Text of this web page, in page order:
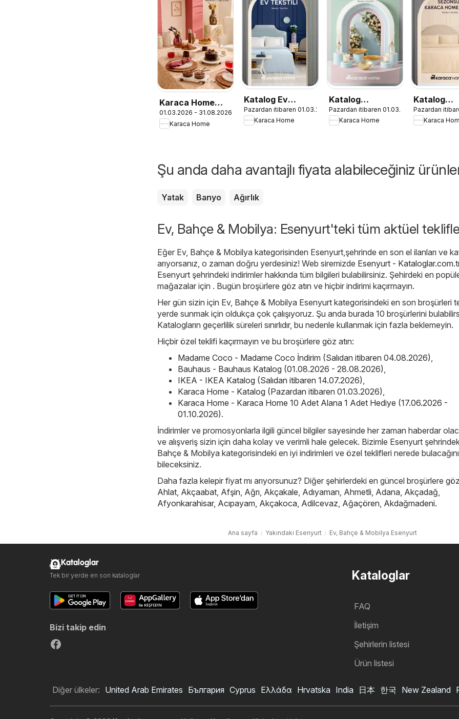
Karaca Home
Dekoratif
İlkbahar/Yaz
01.03.2026 - 31.08.2026
Karaca Home
Katalog Ev
Tekstili - İlkbahar
/ Yaz 2026
Pazardan itibaren 01.03.2026
Karaca Home
Katalog
Dekoratif -
İlkbahar / Yaz
Pazardan itibaren 01.03.2026
Karaca Home
Katalog
Sezonsuz
Home
Pazardan
Karaca
Şu anda daha avantajlı fiyata alabileceğiniz
Yatak Banyo Ağırlık
Ev, Bahçe & Mobilya: Esenyurt'teki tüm aktüel
Eğer Ev, Bahçe & Mobilya kategorisinden Esenyurt,şehrinde en son el ilanları ve
arıyorsanız, o zaman doğru yerdesiniz! Web siremizde Esenyurt -
Esenyurt şehrindeki indirimler hakkında tüm bilgileri bulabilirsiniz. Şehirdeki en
mağazalar için . Bugün broşürlere göz atın ve hiçbir indirimi kaçırmayın.
Her gün sizin için Ev, Bahçe & Mobilya Esenyurt kategorisindeki en son broşürleri
yerde sunmak için oldukça çok çalışıyoruz. Şu anda burada 10 broşürlerini
Katalogların geçerlilik süreleri sınırlıdır, bu nedenle kullanmak için fazla beklemeyin.
Hiçbir özel teklifi kaçırmayın ve bu broşürlere göz atın:
Madame Coco - Madame Coco İndirim (Salıdan itibaren 04.08.2026),
Bauhaus - Bauhaus Katalog (01.08.2026 - 28.08.2026),
IKEA - IKEA Katalog (Salıdan itibaren 14.07.2026),
Karaca Home - Katalog (Pazardan itibaren 01.03.2026),
Karaca Home - Karaca Home 10 Adet Alana 1 Adet Hediye (17.06.2026 -
01.10.2026).
İndirimler ve promosyonlarla ilgili güncel bilgiler sayesinde her zaman haberdar
ve alışveriş sizin için daha kolay ve verimli hale gelecek. Bizimle Esenyurt
Bahçe & Mobilya kategorisindeki en iyi indirimleri ve özel teklifleri nerede
bileceksiniz.
Daha fazla kelepir fiyat mı arıyorsunuz? Diğer şehirlerdeki en güncel broşürlere göz
Ahlat, Akçaabat, Afşin, Ağrı, Akçakale, Adıyaman, Ahmetli, Adana, Akçadağ,
Afyonkarahisar, Acıpayam, Akçakoca, Adilcevaz, Ağaçören, Akdağmadeni.
Ana sayfa Yakındaki Esenyurt Ev, Bahçe & Mobilya Esenyurt
Kataloglar
FAQ
İletişim
Şehirlerin listesi
Ürün listesi
Kataloglar
Tek bir yerde en son kataloglar
Bizi takip edin
Diğer ülkeler: United Arab Emirates България Cyprus Ελλάδα Hrvatska India 日本 한국 New Zealand